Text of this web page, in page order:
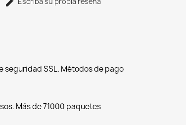
SSL. Métodos de pago
Más de 71000 paquetes